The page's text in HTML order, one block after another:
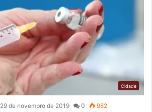
Cidade
29 de novembro de 2019 0 982